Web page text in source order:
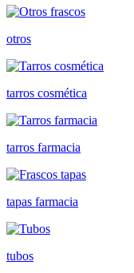
otros
tarros cosmética
tarros farmacia
tapas farmacia
tubos